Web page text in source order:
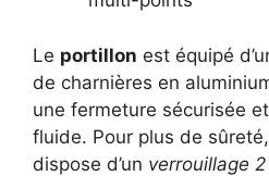
Le portillon est équipé
de charnières en
une fermeture sécurisée
fluide. Pour plus de
dispose d’un verrouillage